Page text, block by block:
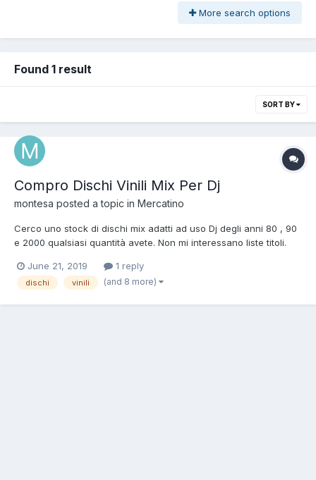
More search options
Found 1 result
SORT BY
Compro Dischi Vinili Mix Per Dj
montesa posted a topic in Mercatino
Cerco uno stock di dischi mix adatti ad uso Dj degli anni 80 , 90
e 2000 qualsiasi quantità avete. Non mi interessano liste titoli.
montesadeej@yahoo.it
June 21, 2019 1 reply
dischi vinili (and 8 more)